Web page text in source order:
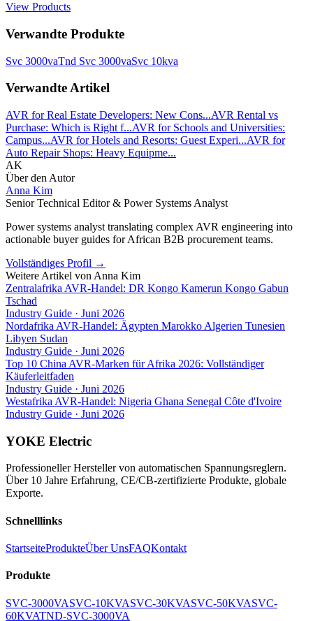
View Products
Verwandte Produkte
Svc 3000vaTnd Svc 3000vaSvc 10kva
Verwandte Artikel
AVR for Real Estate Developers: New Cons...AVR Rental vs
Purchase: Which is Right f...AVR for Schools and Universities:
Campus...AVR for Hotels and Resorts: Guest Experi...AVR for
Auto Repair Shops: Heavy Equipme...
AK
Über den Autor
Anna Kim
Senior Technical Editor & Power Systems Analyst
Power systems analyst translating complex AVR engineering into
actionable buyer guides for African B2B procurement teams.
Vollständiges Profil →
Weitere Artikel von Anna Kim
Zentralafrika AVR-Handel: DR Kongo Kamerun Kongo Gabun
Tschad
Industry Guide · Juni 2026
Nordafrika AVR-Handel: Ägypten Marokko Algerien Tunesien
Libyen Sudan
Industry Guide · Juni 2026
Top 10 China AVR-Marken für Afrika 2026: Vollständiger
Käuferleitfaden
Industry Guide · Juni 2026
Westafrika AVR-Handel: Nigeria Ghana Senegal Côte d'Ivoire
Industry Guide · Juni 2026
YOKE Electric
Professioneller Hersteller von automatischen Spannungsreglern.
Über 10 Jahre Erfahrung, CE/CB-zertifizierte Produkte, globale
Exporte.
Schnelllinks
StartseiteProdukteÜber UnsFAQKontakt
Produkte
SVC-3000VASVC-10KVASVC-30KVASVC-50KVASVC-
60KVATND-SVC-3000VA